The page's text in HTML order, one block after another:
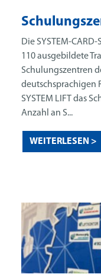
Die SYSTEM-
110 ausgebildete
Schulungszentren
deutschsprachigen
SYSTEM LIFT das
Anzahl an S...
WEITERLESEN >